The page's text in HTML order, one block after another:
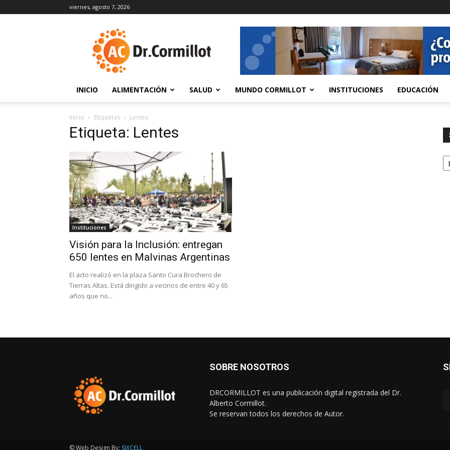
viernes, agosto 7, 2026
INICIO ALIMENTACIÓN SALUD MUNDO CORMILLOT INSTITUCIONES EDUCACIÓN
Inicio Etiquetas Lentes
Etiqueta: Lentes
Instituciones
Visión para la Inclusión: entregan
650 lentes en Malvinas Argentinas
El acto realizó en la plaza Santo Cura Brochero de
Tierras Altas. Está dirigido a vecinos de entre 40 y 65
años que no...
SOBRE NOSOTROS
DRCORMILLOT es una publicación digital registrada del Dr.
Alberto Cormillot.
Se reservan todos los derechos de Autor.
© Web Design By: SIXCELL